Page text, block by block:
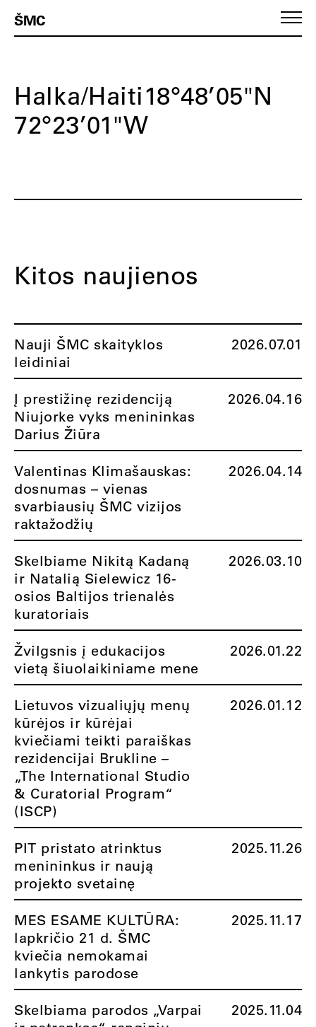
ŠMC
Halka/Haiti18°48’05"N
72°23’01"W
Kitos naujienos
Nauji ŠMC skaityklos
leidiniai
2026.07.01
Į prestižinę rezidenciją
Niujorke vyks menininkas
Darius Žiūra
2026.04.16
Valentinas Klimašauskas:
dosnumas – vienas
svarbiausių ŠMC vizijos
raktažodžių
2026.04.14
Skelbiame Nikitą Kadaną
ir Natalią Sielewicz 16-
osios Baltijos trienalės
kuratoriais
2026.03.10
Žvilgsnis į edukacijos
vietą šiuolaikiniame mene
2026.01.22
Lietuvos vizualiųjų menų
kūrėjos ir kūrėjai
kviečiami teikti paraiškas
rezidencijai Brukline –
„The International Studio
& Curatorial Program“
(ISCP)
2026.01.12
PIT pristato atrinktus
menininkus ir naują
projekto svetainę
2025.11.26
MES ESAME KULTŪRA:
lapkričio 21 d. ŠMC
kviečia nemokamai
lankytis parodose
2025.11.17
Skelbiama parodos „Varpai
2025.11.04